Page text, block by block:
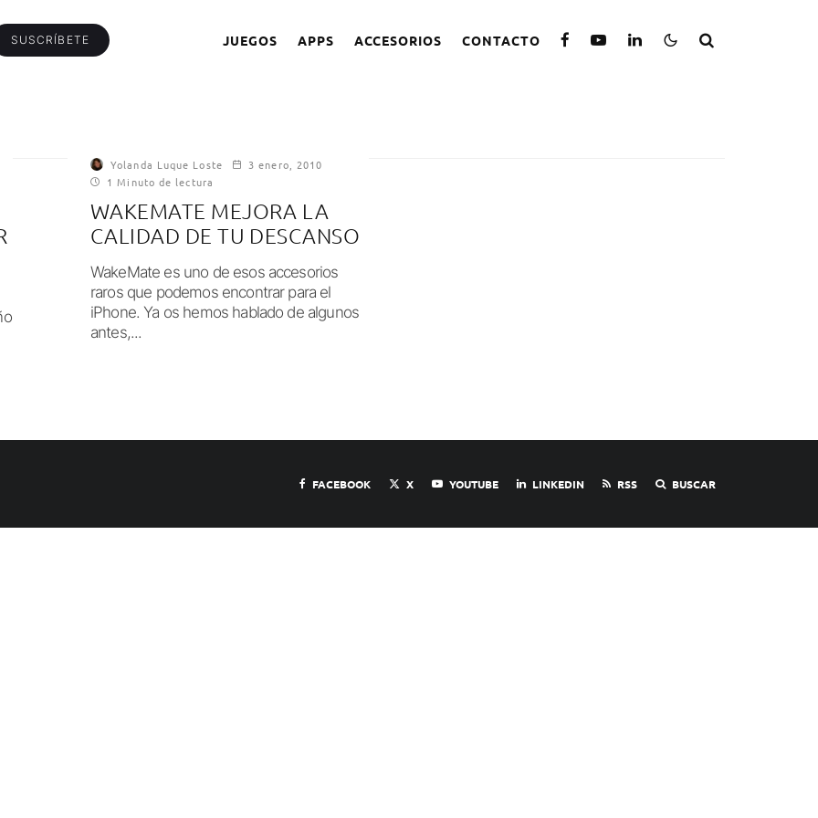
SUSCRÍBETE JUEGOS APPS ACCESORIOS CONTACTO
Yolanda Luque Loste
3 enero, 2010
1 Minuto de lectura
WAKEMATE MEJORA LA
CALIDAD DE TU DESCANSO
WakeMate es uno de esos accesorios
raros que podemos encontrar para el
iPhone. Ya os hemos hablado de algunos
antes,...
FACEBOOK X YOUTUBE LINKEDIN RSS BUSCAR